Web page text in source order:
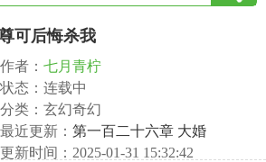
可后悔杀我
作者： 七月青柠
状态：连载中
分类：玄幻奇幻
最近更新： 第一百二十六章 大婚
更新时间：2025-01-31 15:32:42